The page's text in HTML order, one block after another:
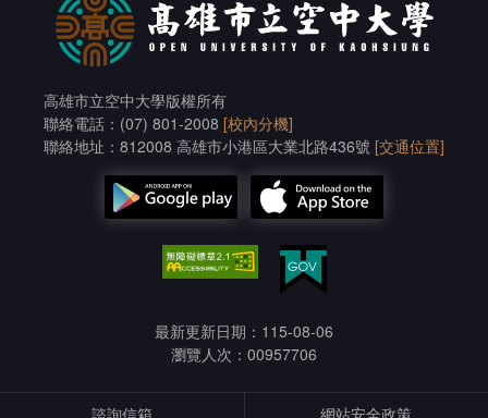
高雄市立空中大學版權所有
聯絡電話：(07) 801-2008 [校內分機]
聯絡地址：812008 高雄市小港區大業北路436號 [交通位置]
最新更新日期：115-08-06
瀏覽人次：00957706
諮詢信箱 網站安全政策